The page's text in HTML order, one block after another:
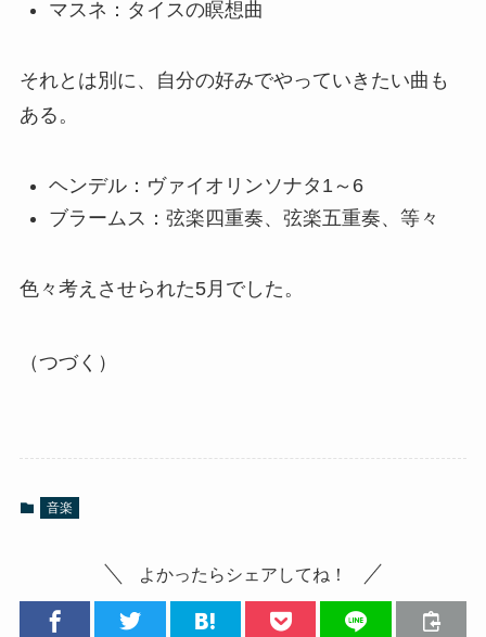
マスネ：タイスの瞑想曲
それとは別に、自分の好みでやっていきたい曲も
ある。
ヘンデル：ヴァイオリンソナタ1～6
ブラームス：弦楽四重奏、弦楽五重奏、等々
色々考えさせられた5月でした。
（つづく）
音楽
よかったらシェアしてね！